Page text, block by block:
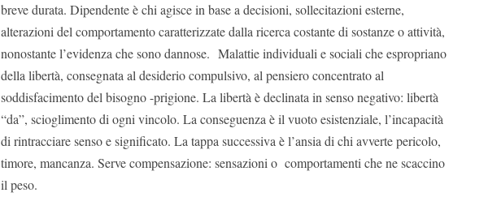
breve durata. Dipendente è chi agisce in base a decisioni, sollecitazioni esterne,
alterazioni del comportamento caratterizzate dalla ricerca costante di sostanze o attività,
nonostante l’evidenza che sono dannose. Malattie individuali e sociali che espropriano
della libertà, consegnata al desiderio compulsivo, al pensiero concentrato al
soddisfacimento del bisogno -prigione. La libertà è declinata in senso negativo: libertà
“da”, scioglimento di ogni vincolo. La conseguenza è il vuoto esistenziale, l’incapacità
di rintracciare senso e significato. La tappa successiva è l’ansia di chi avverte pericolo,
timore, mancanza. Serve compensazione: sensazioni o comportamenti che ne scaccino
il peso.